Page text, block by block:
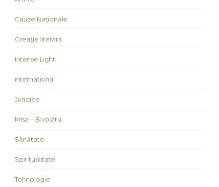
Cauze Naţionale
Creaţie literară
Intense Light
international
Juridice
Misa – Bivolaru
Sănătate
Spiritualitate
Tehnologie